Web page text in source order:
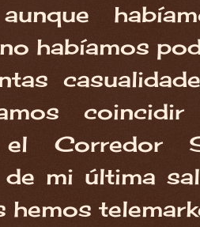
habíamos
el Corredor
de mi última
hemos